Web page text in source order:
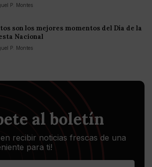
P. Montes
son los mejores momentos del Día de la
Nacional
P. Montes
al boletín
recibir noticias frescas de una
para ti!